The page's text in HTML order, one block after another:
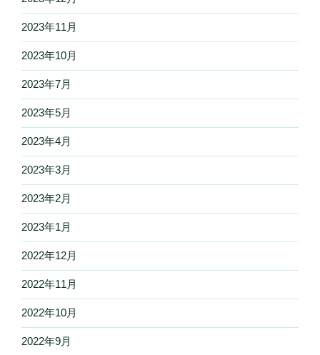
2023年11月
2023年10月
2023年7月
2023年5月
2023年4月
2023年3月
2023年2月
2023年1月
2022年12月
2022年11月
2022年10月
2022年9月